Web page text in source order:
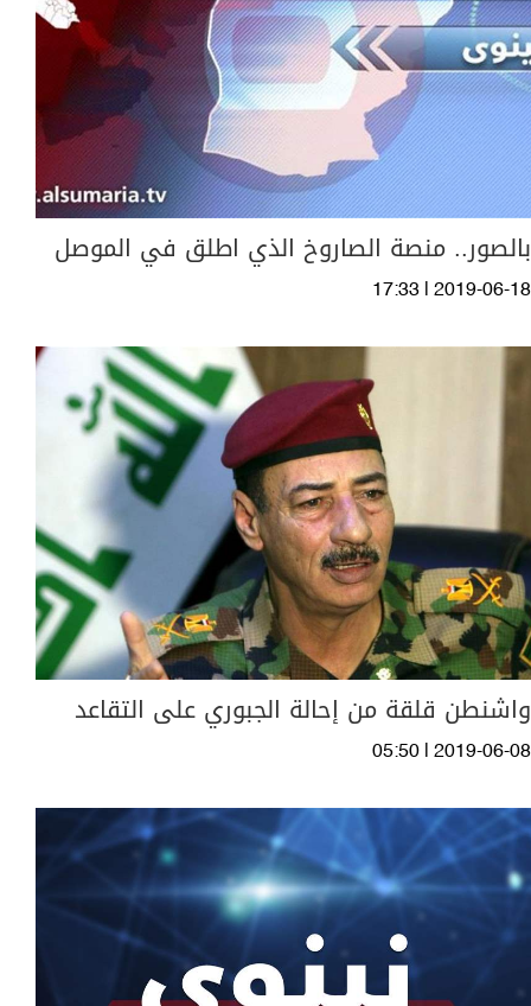
بالصور.. منصة الصاروخ الذي اطلق في الموصل
17:33 | 2019-06-18
واشنطن قلقة من إحالة الجبوري على التقاعد
05:50 | 2019-06-08